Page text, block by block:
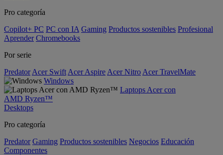
Pro categoría
Copilot+ PC PC con IA Gaming Productos sostenibles Profesional
Aprender Chromebooks
Por serie
Predator Acer Swift Acer Aspire Acer Nitro Acer TravelMate
Windows
Laptops Acer con
AMD Ryzen™
Desktops
Pro categoría
Predator Gaming Productos sostenibles Negocios Educación
Componentes